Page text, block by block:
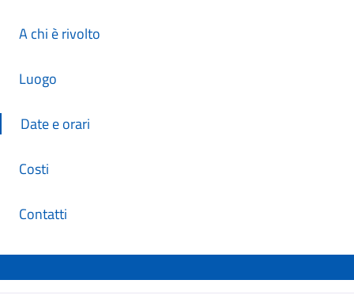
A chi è rivolto
Luogo
Date e orari
Costi
Contatti